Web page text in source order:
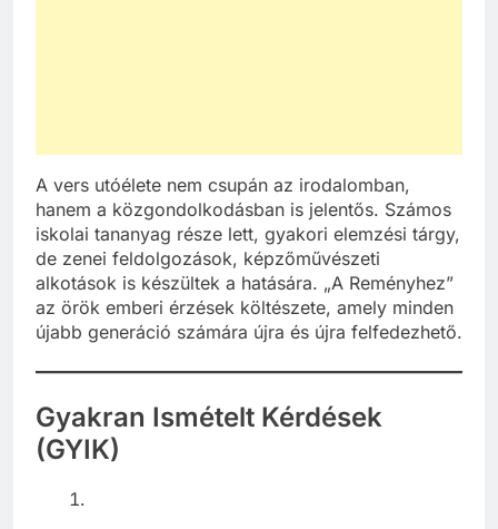
A vers utóélete nem csupán az irodalomban,
hanem a közgondolkodásban is jelentős. Számos
iskolai tananyag része lett, gyakori elemzési tárgy,
de zenei feldolgozások, képzőművészeti
alkotások is készültek a hatására. „A Reményhez”
az örök emberi érzések költészete, amely minden
újabb generáció számára újra és újra felfedezhető.
Gyakran Ismételt Kérdések
(GYIK)